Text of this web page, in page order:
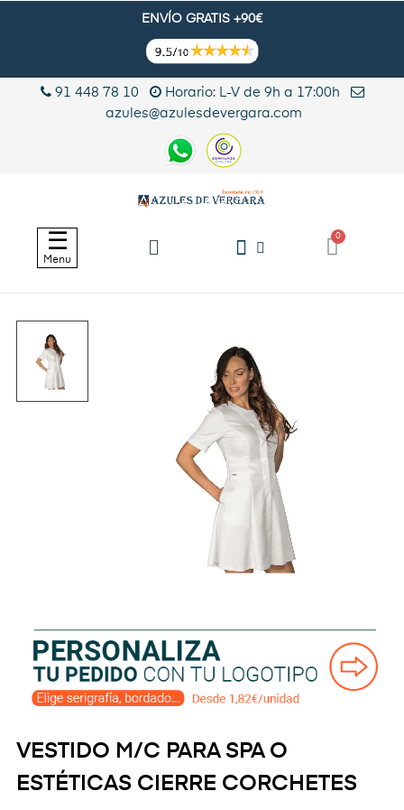
ENVÍO GRATIS +90€
91 448 78 10
Horario: L-V de 9h a 17:00h
azules@azulesdevergara.com
Navegación
de
palanca
☰
Menu
VESTIDO M/C PARA SPA O
ESTÉTICAS CIERRE CORCHETES